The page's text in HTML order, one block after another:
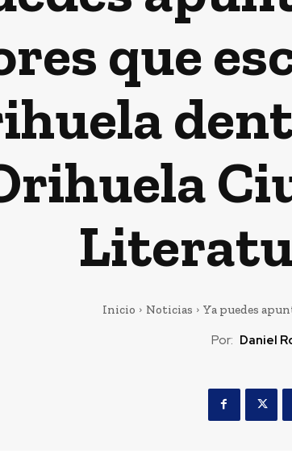
que
Inicio Noticias Ya puedes
Por: Daniel